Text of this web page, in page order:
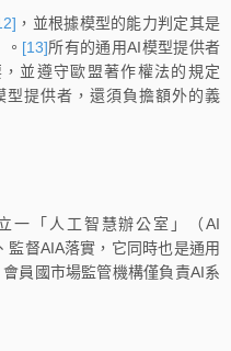
，並根據模型的能力判定其是
[13]所有的通用AI模型提供者
並遵守歐盟著作權法的規定
型提供者，還須負擔額外的義
一「人工智慧辦公室」（AI
督AIA落實，它同時也是通用
員國市場監管機構僅負責AI系